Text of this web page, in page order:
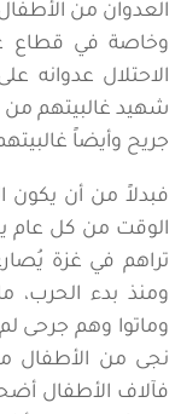
العدوان من
وخاصة في قطاع
جريح وأيضاً
فبدلاً من أن يكون
الوقت من كل عام
تراهم في غزة
ومنذ بدء الحرب،
وماتوا وهم جرحى
نجى من الأطفال
فآلاف الأطفال